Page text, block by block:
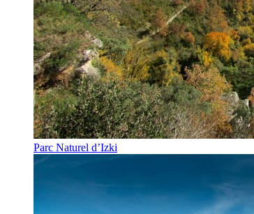
Parc Naturel d’Izki